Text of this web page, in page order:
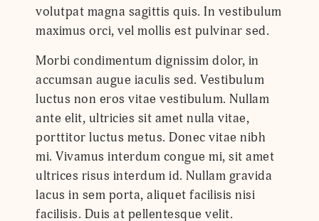
volutpat magna sagittis quis. In vestibulum
maximus orci, vel mollis est pulvinar sed.
Morbi condimentum dignissim dolor, in
accumsan augue iaculis sed. Vestibulum
luctus non eros vitae vestibulum. Nullam
ante elit, ultricies sit amet nulla vitae,
porttitor luctus metus. Donec vitae nibh
mi. Vivamus interdum congue mi, sit amet
ultrices risus interdum id. Nullam gravida
lacus in sem porta, aliquet facilisis nisi
facilisis. Duis at pellentesque velit.